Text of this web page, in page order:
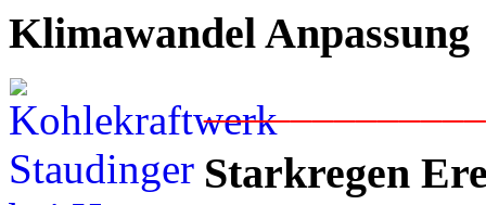
Klimawandel Anpassung
Starkregen